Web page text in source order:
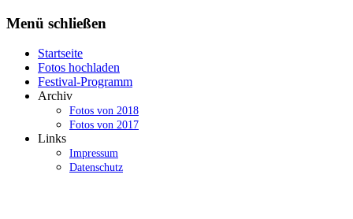
Zum
springen
Menü schließen
Startseite
Fotos hochladen
Festival-Programm
Archiv
Fotos von 2018
Fotos von 2017
Links
Impressum
Datenschutz